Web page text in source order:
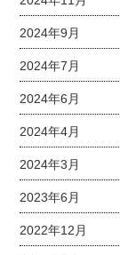
2024年9月
2024年7月
2024年6月
2024年4月
2024年3月
2023年6月
2022年12月